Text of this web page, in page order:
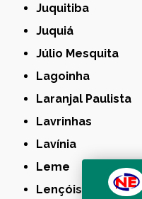
Juquitiba
Juquiá
Júlio Mesquita
Lagoinha
Laranjal Paulista
Lavrinhas
Lavínia
Leme
Lençóis Paulista